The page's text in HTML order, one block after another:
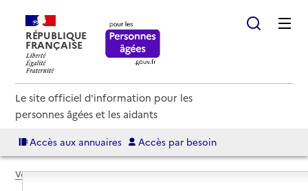
RÉPUBLIQUE
FRANÇAISE
Le site officiel d'information pour les
personnes âgées et les aidants
Accès aux annuaires Accès par besoin
Voir le fil d’Ariane